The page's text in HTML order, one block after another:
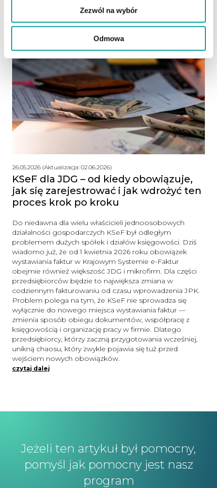
Zezwól na wybór
Odmowa
firmie i czy archiwum cyfrowe jest w pełni bezpieczne
podczas kontroli.
26.05.2026 (Aktualizacja: 02.06.2026)
KSeF dla JDG – od kiedy obowiązuje,
jak się zarejestrować i jak wdrożyć ten
proces krok po kroku
Do niedawna dla wielu właścicieli jednoosobowych
działalności gospodarczych KSeF był odległym
problemem dużych spółek i działów księgowości. Dziś
wiadomo już, że od 1 kwietnia 2026 roku obowiązek
wystawiania faktur w Krajowym Systemie e-Faktur
obejmie również większość JDG i mikrofirm. Dla części
przedsiębiorców będzie to największa zmiana w
codziennym fakturowaniu od czasu wprowadzenia JPK.
Problem polega na tym, że KSeF nie sprowadza się
wyłącznie do nowego miejsca wystawiania faktur —
zmienia sposób obiegu dokumentów, współpracę z
księgowością i organizację pracy w firmie. Dlatego
przedsiębiorcy, którzy zaczną przygotowania wcześniej,
unikną chaosu, który zwykle pojawia się tuż przed
wejściem nowych obowiązków.
czytaj dalej
Jeżeli ten artykuł był pomocny,
pomyśl jak pomocny jest nasz
program